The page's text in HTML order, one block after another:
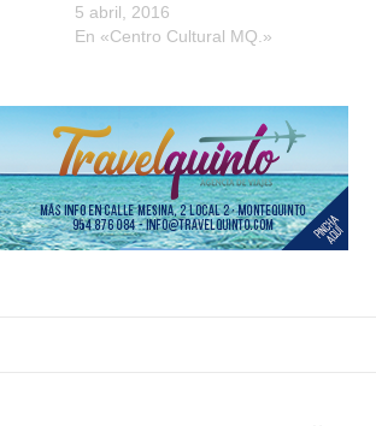
5 abril, 2016
En «Centro Cultural MQ.»